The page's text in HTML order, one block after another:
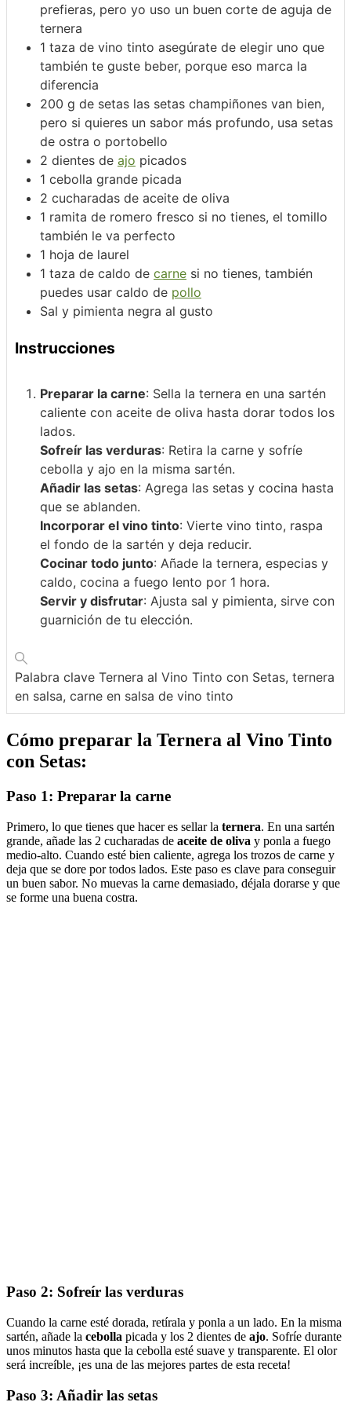
prefieras, pero yo uso un buen corte de aguja de
ternera
1 taza de vino tinto asegúrate de elegir uno que
también te guste beber, porque eso marca la
diferencia
200 g de setas las setas champiñones van bien,
pero si quieres un sabor más profundo, usa setas
de ostra o portobello
2 dientes de ajo picados
1 cebolla grande picada
2 cucharadas de aceite de oliva
1 ramita de romero fresco si no tienes, el tomillo
también le va perfecto
1 hoja de laurel
1 taza de caldo de carne si no tienes, también
puedes usar caldo de pollo
Sal y pimienta negra al gusto
Instrucciones
Preparar la carne: Sella la ternera en una sartén
caliente con aceite de oliva hasta dorar todos los
lados.
Sofreír las verduras: Retira la carne y sofríe
cebolla y ajo en la misma sartén.
Añadir las setas: Agrega las setas y cocina hasta
que se ablanden.
Incorporar el vino tinto: Vierte vino tinto, raspa
el fondo de la sartén y deja reducir.
Cocinar todo junto: Añade la ternera, especias y
caldo, cocina a fuego lento por 1 hora.
Servir y disfrutar: Ajusta sal y pimienta, sirve con
guarnición de tu elección.
Palabra clave Ternera al Vino Tinto con Setas, ternera
en salsa, carne en salsa de vino tinto
Cómo preparar la Ternera al Vino Tinto
con Setas:
Paso 1: Preparar la carne
Primero, lo que tienes que hacer es sellar la ternera. En una sartén
grande, añade las 2 cucharadas de aceite de oliva y ponla a fuego
medio-alto. Cuando esté bien caliente, agrega los trozos de carne y
deja que se dore por todos lados. Este paso es clave para conseguir
un buen sabor. No muevas la carne demasiado, déjala dorarse y que
se forme una buena costra.
Paso 2: Sofreír las verduras
Cuando la carne esté dorada, retírala y ponla a un lado. En la misma
sartén, añade la cebolla picada y los 2 dientes de ajo. Sofríe durante
unos minutos hasta que la cebolla esté suave y transparente. El olor
será increíble, ¡es una de las mejores partes de esta receta!
Paso 3: Añadir las setas